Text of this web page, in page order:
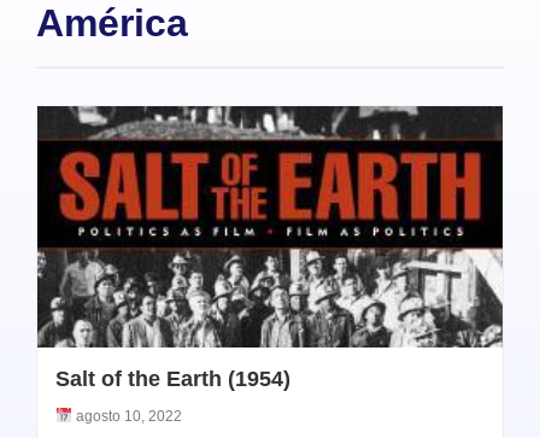
América
Salt of the Earth (1954)
agosto 10, 2022